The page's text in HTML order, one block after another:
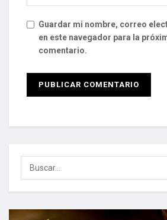
Guardar mi nombre, correo
en este navegador para la
comentario.